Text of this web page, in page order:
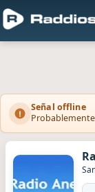
Señal offline